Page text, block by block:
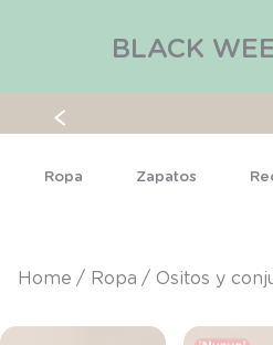
BLACK
Ropa Zapatos
ropa ositos y